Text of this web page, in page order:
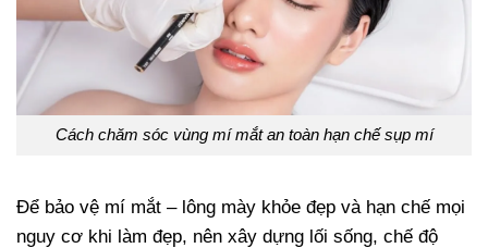
Cách chăm sóc vùng mí mắt an toàn hạn chế sụp mí
Để bảo vệ mí mắt – lông mày khỏe đẹp và hạn chế mọi
nguy cơ khi làm đẹp, nên xây dựng lối sống, chế độ